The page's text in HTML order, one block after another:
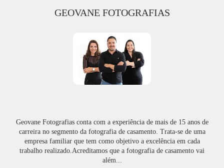
GEOVANE FOTOGRAFIAS
Geovane Fotografias conta com a experiência de mais de 15 anos de
carreira no segmento da fotografia de casamento. Trata-se de uma
empresa familiar que tem como objetivo a excelência em cada
trabalho realizado.Acreditamos que a fotografia de casamento vai
além...